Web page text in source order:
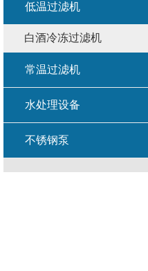
低温过滤机
白酒冷冻过滤机
常温过滤机
水处理设备
不锈钢泵